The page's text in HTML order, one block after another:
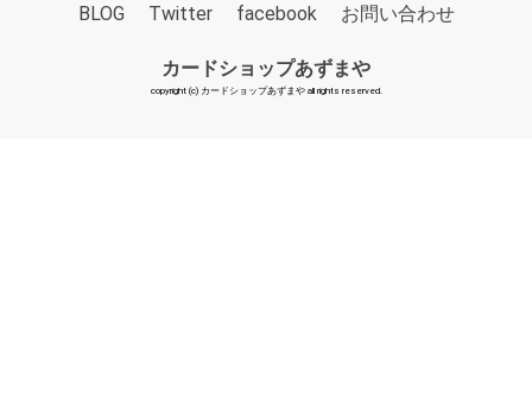
BLOG
Twitter facebook お問い合わせ
カードショップあずまや
copyright (c) カードショップあずまや all rights reserved.